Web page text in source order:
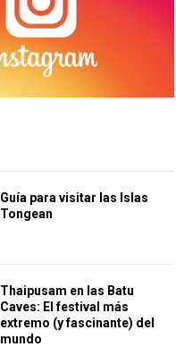
Guía para visitar las Islas
Tongean
Thaipusam en las Batu
Caves: El festival más
extremo (y fascinante) del
mundo